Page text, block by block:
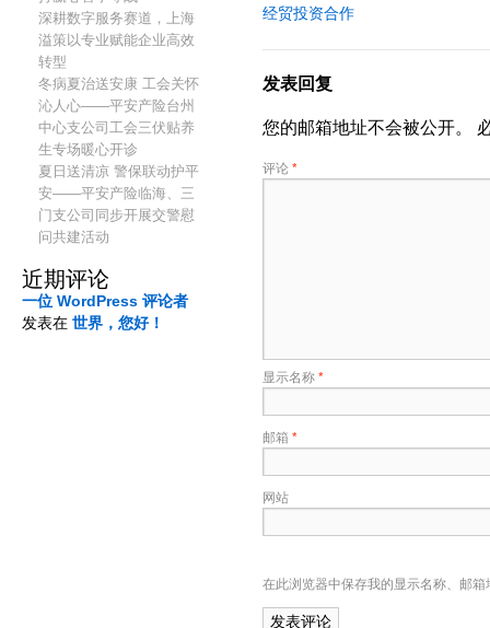
深耕数字服务赛道，上海
溢策以专业赋能企业高效
转型
冬病夏治送安康 工会关怀
沁人心——平安产险台州
中心支公司工会三伏贴养
生专场暖心开诊
夏日送清凉 警保联动护平
安——平安产险临海、三
门支公司同步开展交警慰
问共建活动
近期评论
一位 WordPress 评论者
发表在 世界，您好！
经贸投资合作
发表回复
您的邮箱地址不会被公开。
评论*
显示名称*
邮箱 *
网站
在此浏览器中保存我的显示名称、邮